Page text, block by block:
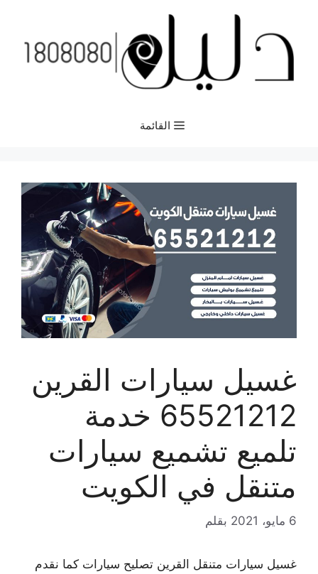
المحتوى
القائمة
غسيل سيارات القرين
65521212 خدمة
تلميع تشميع سيارات
متنقل في الكويت
6 مايو، 2021 بقلم
غسيل سيارات متنقل القرين تصليح سيارات كما نقدم